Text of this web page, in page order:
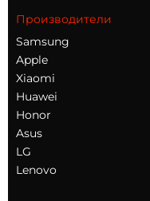
Производители
Samsung
Apple
Xiaomi
Huawei
Honor
Asus
LG
Lenovo